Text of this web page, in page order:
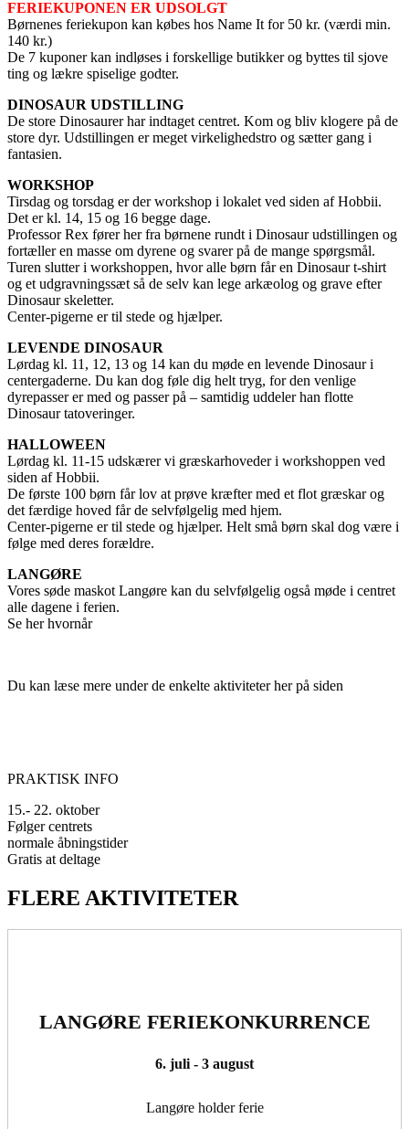
FERIEKUPONEN ER UDSOLGT
Børnenes feriekupon kan købes hos Name It for 50 kr. (værdi min.
140 kr.)
De 7 kuponer kan indløses i forskellige butikker og byttes til sjove
ting og lækre spiselige godter.
DINOSAUR UDSTILLING
De store Dinosaurer har indtaget centret. Kom og bliv klogere på de
store dyr. Udstillingen er meget virkelighedstro og sætter gang i
fantasien.
WORKSHOP
Tirsdag og torsdag er der workshop i lokalet ved siden af Hobbii.
Det er kl. 14, 15 og 16 begge dage.
Professor Rex fører her fra børnene rundt i Dinosaur udstillingen og
fortæller en masse om dyrene og svarer på de mange spørgsmål.
Turen slutter i workshoppen, hvor alle børn får en Dinosaur t-shirt
og et udgravningssæt så de selv kan lege arkæolog og grave efter
Dinosaur skeletter.
Center-pigerne er til stede og hjælper.
LEVENDE DINOSAUR
Lørdag kl. 11, 12, 13 og 14 kan du møde en levende Dinosaur i
centergaderne. Du kan dog føle dig helt tryg, for den venlige
dyrepasser er med og passer på – samtidig uddeler han flotte
Dinosaur tatoveringer.
HALLOWEEN
Lørdag kl. 11-15 udskærer vi græskarhoveder i workshoppen ved
siden af Hobbii.
De første 100 børn får lov at prøve kræfter med et flot græskar og
det færdige hoved får de selvfølgelig med hjem.
Center-pigerne er til stede og hjælper. Helt små børn skal dog være i
følge med deres forældre.
LANGØRE
Vores søde maskot Langøre kan du selvfølgelig også møde i centret
alle dagene i ferien.
Se her hvornår
Du kan læse mere under de enkelte aktiviteter her på siden
PRAKTISK INFO
15.- 22. oktober
Følger centrets
normale åbningstider
Gratis at deltage
FLERE AKTIVITETER
LANGØRE FERIEKONKURRENCE
6. juli - 3 august
Langøre holder ferie